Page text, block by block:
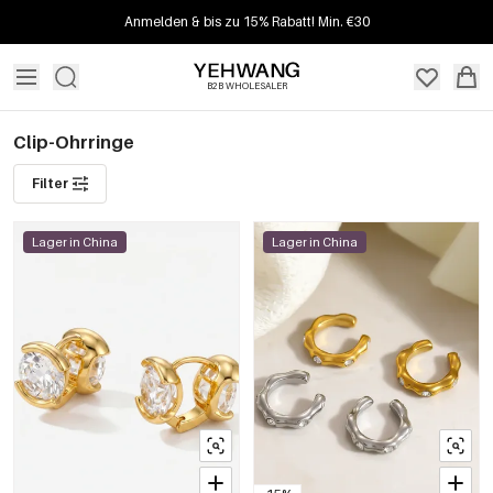
Anmelden & bis zu 15% Rabatt! Min. €30
B2B WHOLESALER
Clip-Ohrringe
Filter
Lager in China Lager in China